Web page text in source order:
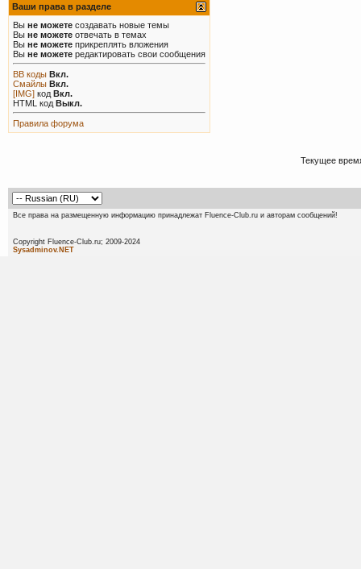
Ваши права в разделе
Вы не можете создавать новые темы
Вы не можете отвечать в темах
Вы не можете прикреплять вложения
Вы не можете редактировать свои сообщения
BB коды Вкл.
Смайлы Вкл.
[IMG] код Вкл.
HTML код Выкл.
Правила форума
Текущее
Все права на размещенную информацию принадлежат Fluence-Club.ru и авторам сообщений!
Copyright Fluence-Club.ru;
Sysadminov.NET